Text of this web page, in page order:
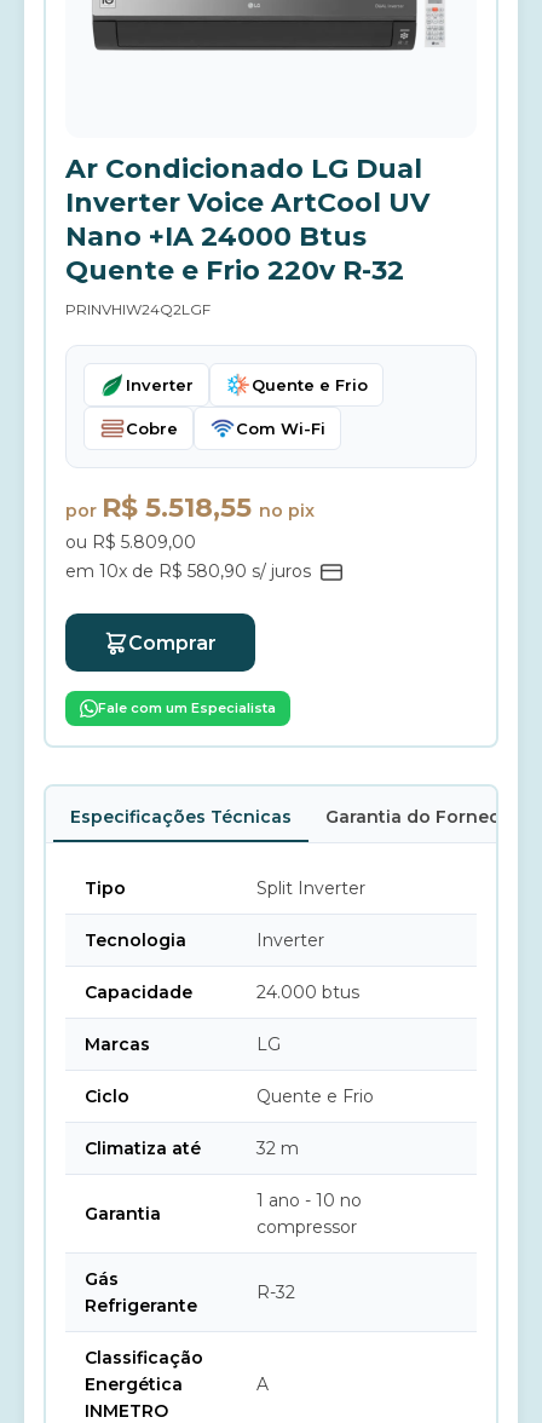
Ar Condicionado LG Dual
Inverter Voice ArtCool UV
Nano +IA 24000 Btus
Quente e Frio 220v R-32
PRINVHIW24Q2LGF
Inverter Quente e Frio
Cobre Com Wi-Fi
por R$ 5.518,55 no pix
ou R$ 5.809,00
em 10x de R$ 580,90 s/ juros
Comprar
Fale com um Especialista
Especificações Técnicas Garantia do Fornecedor
Tipo Split Inverter
Tecnologia Inverter
Capacidade 24.000 btus
Marcas LG
Ciclo Quente e Frio
Climatiza até 32 m
Garantia
1 ano - 10 no
compressor
Gás
Refrigerante
R-32
Classificação
Energética
INMETRO
A